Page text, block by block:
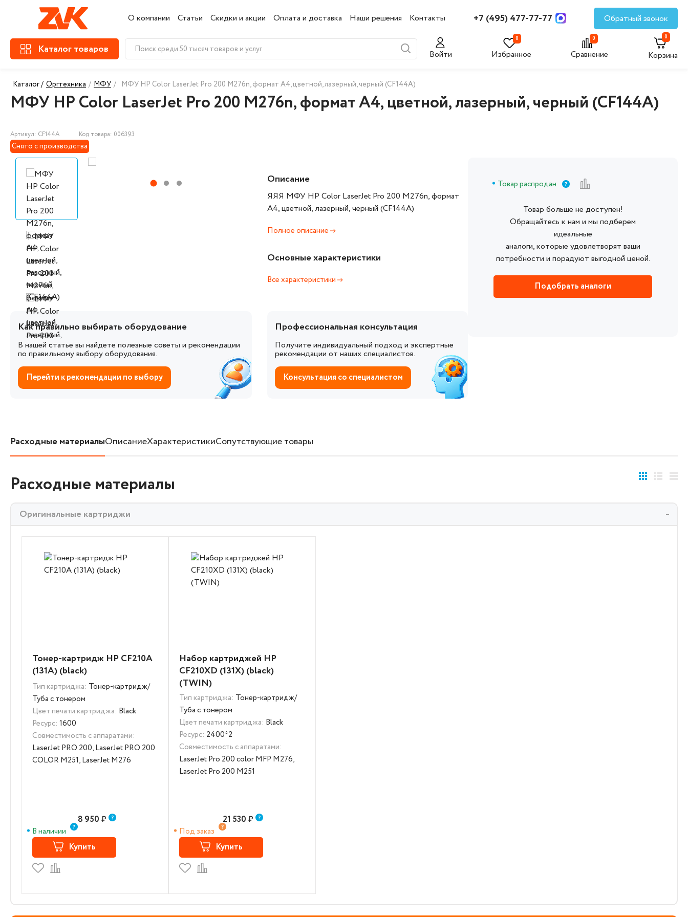
О компании Статьи Скидки и акции Оплата и доставка Наши решения Контакты +7 (495) 477-77-77 Обратный звонок
Каталог товаров Войти
0
Избранное
0
Сравнение
0
Корзина
Каталог / Оргтехника / МФУ / МФУ HP Color LaserJet Pro 200 M276n, формат А4, цветной, лазерный, черный (CF144A)
МФУ HP Color LaserJet Pro 200 M276n, формат А4, цветной, лазерный, черный (CF144A)
Артикул: CF144A Код товара: 006393
Снято с производства
Описание
ЯЯЯ МФУ HP Color LaserJet Pro 200 M276n, формат
А4, цветной, лазерный, черный (CF144A)
Полное описание
Основные характеристики
Все характеристики
Профессиональная консультация
Получите индивидуальный подход и экспертные
рекомендации от наших специалистов.
Консультация со специалистом
Как правильно выбирать оборудование
В нашей статье вы найдете полезные советы и рекомендации
по правильному выбору оборудования.
Перейти к рекомендации по выбору
Товар распродан
Товар больше не доступен!
Обращайтесь к нам и мы подберем
идеальные
аналоги, которые удовлетворят ваши
потребности и порадуют выгодной ценой.
Подобрать аналоги
Расходные материалыОписаниеХарактеристикиСопутствующие товары
Расходные материалы
Оригинальные картриджи
Тонер-картридж HP CF210A
(131A) (black)
Тип картриджа: Тонер-картридж/
Туба с тонером
Цвет печати картриджа: Black
Ресурс: 1600
Совместимость с аппаратами:
LaserJet PRO 200, LaserJet PRO 200
COLOR M251, LaserJet M276
8 950 ₽
В наличии
Купить
Набор картриджей HP
CF210XD (131X) (black)
(TWIN)
Тип картриджа: Тонер-картридж/
Туба с тонером
Цвет печати картриджа: Black
Ресурс: 2400*2
Совместимость с аппаратами:
LaserJet Pro 200 color MFP M276,
LaserJet Pro 200 M251
21 530 ₽
Под заказ
Купить